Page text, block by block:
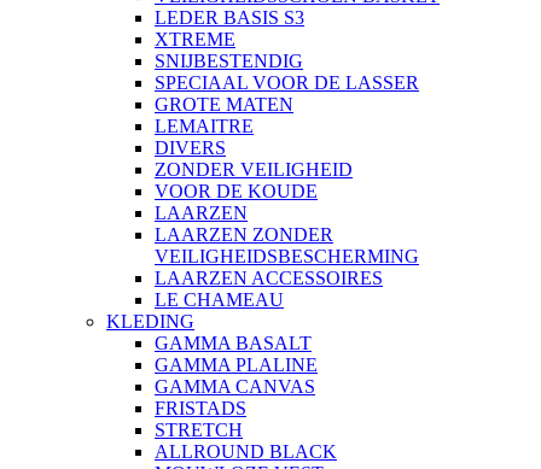
LEDER BASIS S3
XTREME
SNIJBESTENDIG
SPECIAAL VOOR DE LASSER
GROTE MATEN
LEMAITRE
DIVERS
ZONDER VEILIGHEID
VOOR DE KOUDE
LAARZEN
LAARZEN ZONDER
VEILIGHEIDSBESCHERMING
LAARZEN ACCESSOIRES
LE CHAMEAU
KLEDING
GAMMA BASALT
GAMMA PLALINE
GAMMA CANVAS
FRISTADS
STRETCH
ALLROUND BLACK